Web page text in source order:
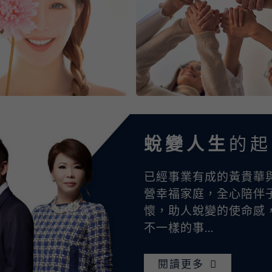
蛻變人生 的
已經事業有成的黃貴華
營幸福家庭，全心陪伴
懷，助人蛻變的使命感
不一樣的事…
閱讀更多